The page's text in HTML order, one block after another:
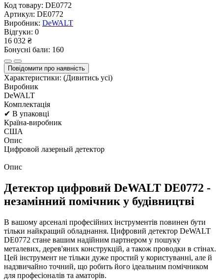
Код товару: DE0772
Артикул: DE0772
Виробник: DeWALT
Відгуки: 0
16 032 ₴
Бонусні бали: 160
Повідомити про наявність
Характеристики: (Дивитись усі)
Виробник
DeWALT
Комплектація
✔ В упаковці
Країна-виробник
США
Опис
Цифровой лазерный детектор
Опис
Детектор цифровий DeWALT DE0772 -
незамінний помічник у будівництві
В вашому арсеналі професійних інструментів повинен бути
тільки найкращий обладнання. Цифровий детектор DeWALT
DE0772 стане вашим надійним партнером у пошуку
металевих, дерев'яних конструкцій, а також проводки в стінах.
Цей інструмент не тільки дуже простий у користуванні, але й
надзвичайно точний, що робить його ідеальним помічником
для професіоналів та аматорів.